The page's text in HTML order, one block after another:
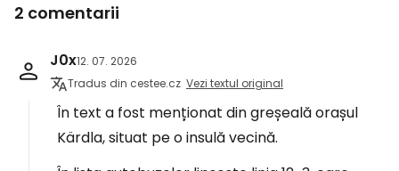
2 comentarii
J0x12. 07. 2026
Tradus din cestee.cz Vezi textul original
În text a fost menționat din greșeală orașul
Kärdla, situat pe o insulă vecină.